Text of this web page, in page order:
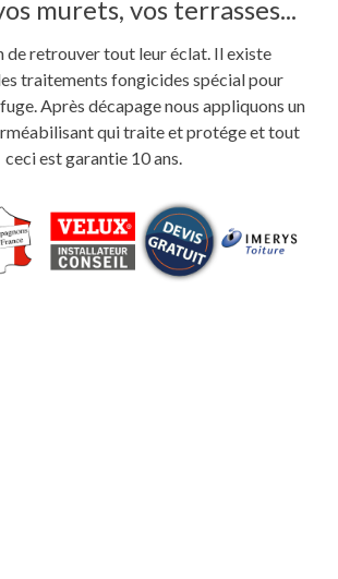
murets, vos terrasses...
de retrouver tout leur éclat. Il existe
traitements fongicides spécial pour
Après décapage nous appliquons un
qui traite et protége et tout
ceci est garantie 10 ans.